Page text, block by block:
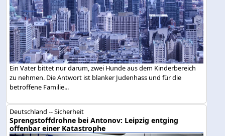
Ein Vater bittet nur darum, zwei Hunde aus dem Kinderbereich
zu nehmen. Die Antwort ist blanker Judenhass und für die
betroffene Familie...
Deutschland -- Sicherheit
Sprengstoffdrohne bei Antonov: Leipzig entging
offenbar einer Katastrophe